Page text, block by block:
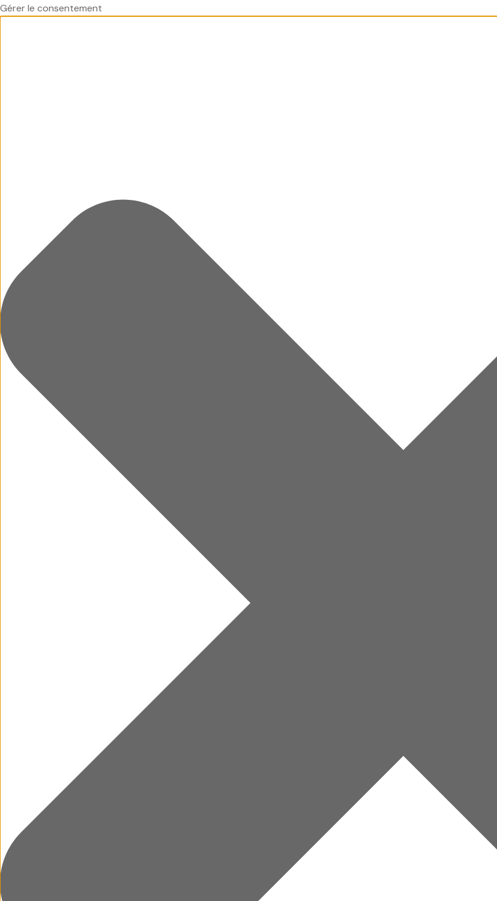
Gérer le consentement